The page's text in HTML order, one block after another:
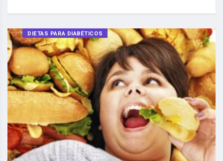
DIETAS PARA DIABÉTICOS